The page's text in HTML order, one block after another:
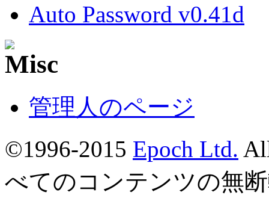
Auto Password v0.41d
管理人のページ
©1996-2015 Epoch Ltd.
べてのコンテンツの無